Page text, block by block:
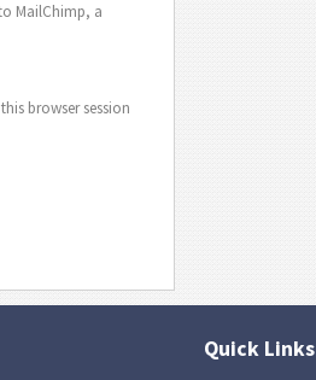
MailChimp, a
browser session
Quick Links